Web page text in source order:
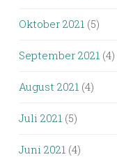
Oktober 2021 (5)
September 2021 (4)
August 2021 (4)
Juli 2021 (5)
Juni 2021 (4)